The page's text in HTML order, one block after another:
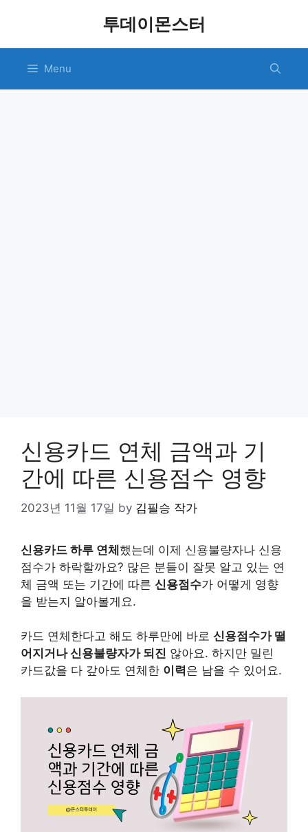
투데이몬스터
Menu
신용카드 연체 금액과 기
간에 따른 신용점수 영향
2023년 11월 17일 by 김필승 작가
신용카드 하루 연체했는데 이제 신용불량자나 신용
점수가 하락할까요? 많은 분들이 잘못 알고 있는 연
체 금액 또는 기간에 따른 신용점수가 어떻게 영향
을 받는지 알아볼게요.
카드 연체한다고 해도 하루만에 바로 신용점수가 떨
어지거나 신용불량자가 되진 않아요. 하지만 밀린
카드값을 다 갚아도 연체한 이력은 남을 수 있어요.